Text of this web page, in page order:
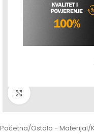
Povećaj sliku
Početna/Ostalo - Materijal/